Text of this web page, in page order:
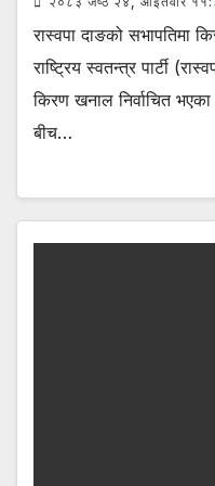
रास्वपा दाङको सभापतिमा
राष्ट्रिय स्वतन्त्र पार्टी
किरण खनाल निर्वाचित
बीच…